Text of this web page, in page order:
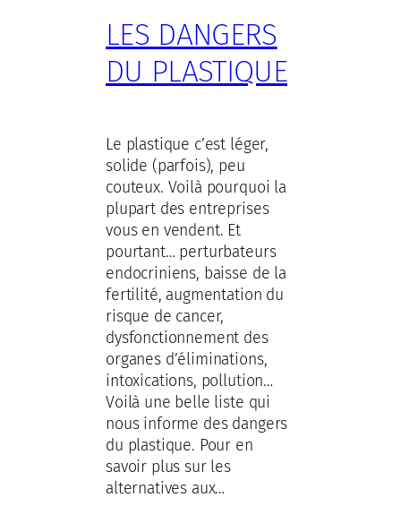
LES DANGERS
DU PLASTIQUE
Le plastique c’est léger,
solide (parfois), peu
couteux. Voilà pourquoi la
plupart des entreprises
vous en vendent. Et
pourtant… perturbateurs
endocriniens, baisse de la
fertilité, augmentation du
risque de cancer,
dysfonctionnement des
organes d’éliminations,
intoxications, pollution…
Voilà une belle liste qui
nous informe des dangers
du plastique. Pour en
savoir plus sur les
alternatives aux…